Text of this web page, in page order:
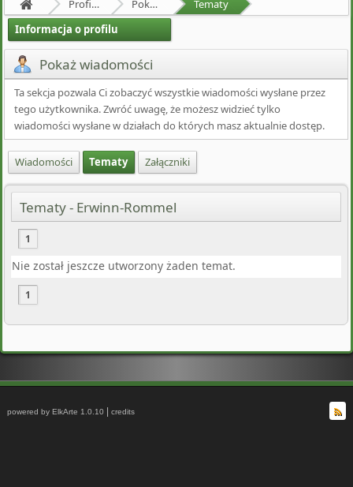
Profil użytkownika Erwinn-Rommel Pokaż wiadomości
Tematy
Informacja o profilu
Pokaż wiadomości
Ta sekcja pozwala Ci zobaczyć wszystkie wiadomości wysłane przez
tego użytkownika. Zwróć uwagę, że możesz widzieć tylko
wiadomości wysłane w działach do których masz aktualnie dostęp.
Wiadomości Tematy Załączniki
Tematy - Erwinn-Rommel
1
Nie został jeszcze utworzony żaden temat.
1
powered by ElkArte 1.0.10 |credits